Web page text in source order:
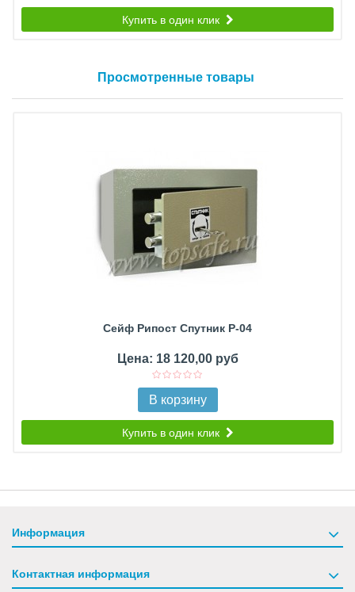
Купить в один клик
Просмотренные товары
Сейф Рипост Спутник Р-04
Цена: 18 120,00 руб
В корзину
Купить в один клик
Информация
Контактная информация